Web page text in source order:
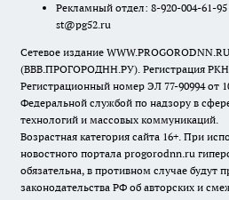
Рекламный отдел: 8-920-004-61-
st@pg52.ru
Сетевое издание WWW.PROGORODNN.RU
(ВВВ.ПРОГОРОДНН.РУ). Регистрация
Регистрационный номер ЭЛ 77-90994 от
Федеральной службой по надзору в
технологий и массовых коммуникаций.
Возрастная категория сайта 16+. При
новостного портала progorodnn.ru
обязательна, в противном случае будут
законодательства РФ об авторских и